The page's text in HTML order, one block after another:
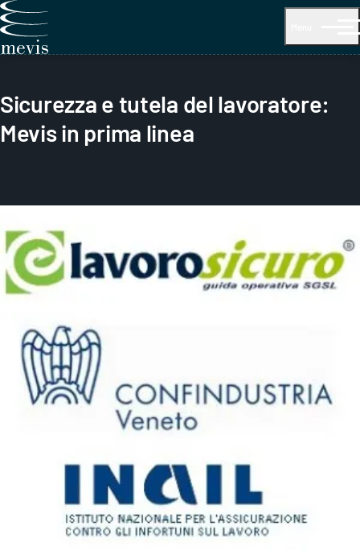
Sicurezza e tutela del lavoratore:
Mevis in prima linea